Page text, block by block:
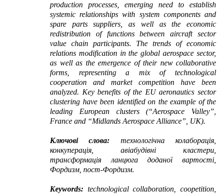
production processes, emerging need to establish
systemic relationships with system components and
spare parts suppliers, as well as the economic
redistribution of functions between aircraft sector
value chain participants. The trends of economic
relations modification in the global aerospace sector,
as well as the emergence of their new collaborative
forms, representing a mix of technological
cooperation and market competition have been
analyzed. Key benefits of the EU aeronautics sector
clustering have been identified on the example of the
leading European clusters (“Aerospace Valley”,
France and “Midlands Aerospace Alliance”, UK).
Ключові слова: технологічна колаборація,
конкуперація, авіабудівні кластери,
трансформація ланцюга доданої вартості,
Фордизм, пост-Фордизм.
Keywords: technological collaboration, coopetition,